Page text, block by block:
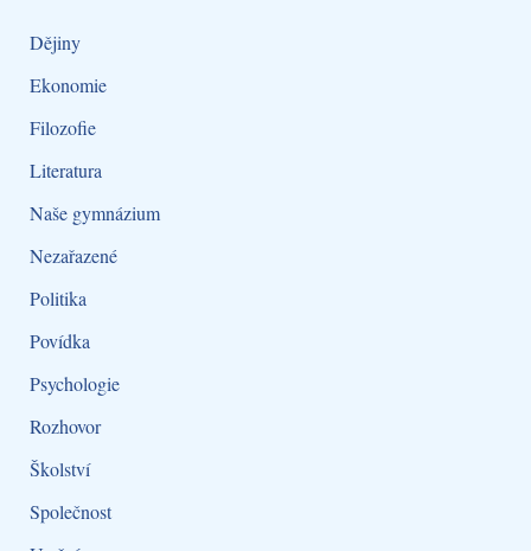
t
p
r
o
:
Dějiny
Ekonomie
Filozofie
Literatura
Naše gymnázium
Nezařazené
Politika
Povídka
Psychologie
Rozhovor
Školství
Společnost